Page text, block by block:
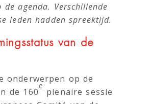
de agenda. Verschillende
leden hadden spreektijd.
van de
onderwerpen op de
de 160
e
plenaire sessie